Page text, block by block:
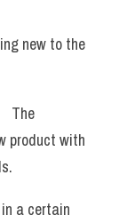
new to the
The
product with
a certain